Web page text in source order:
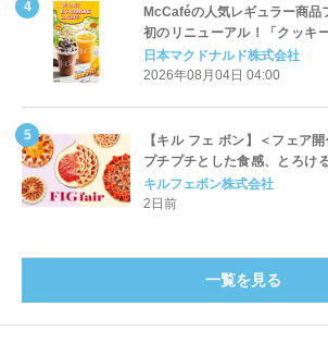
McCaféの人気レギュラー商品
初のリニューアル！「クッキ
ッペ」「マンゴースムージー
開始
日本マクドナルド株式会社
2026年08月04日 04:00
【キル フェ ボン】＜フェア
プチプチとした食感、とろけ
をたっぷりと。新作を含め、
登場8月20日（木）スタート
キルフェボン株式会社
2日前
一覧を見る